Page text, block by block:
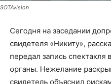
SOTAvision
Сегодня на заседании
свидетеля «Никиту»,
передал запись спектакля
органы. Нежелание
свидетель объяснил